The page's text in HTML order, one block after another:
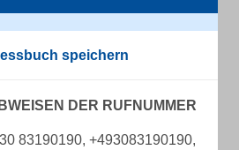
speichern
DER RUFNUMMER
83190190, +493083190190,